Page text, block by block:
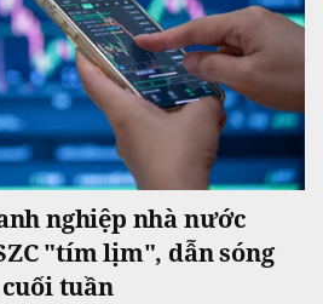
nghiệp nhà nước
"tím lịm", dẫn sóng
tuần